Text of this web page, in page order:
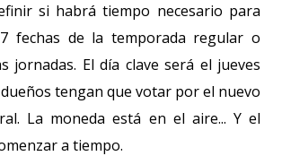
si habrá tiempo necesario para
fechas de la temporada regular o
jornadas. El día clave será el jueves
tengan que votar por el nuevo
La moneda está en el aire... Y el
a tiempo.